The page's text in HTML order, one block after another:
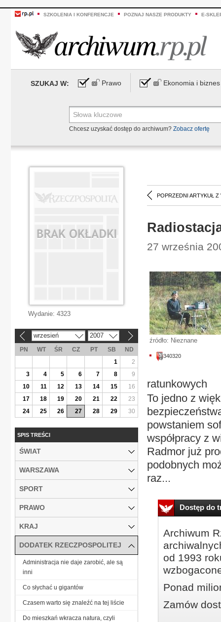
SZKOLENIA I KONFERENCJE POZNAJ NASZE PRODUKTY E-
SZUKAJ W: Prawo Ekonomia i biznes
Chcesz uzyskać dostęp do archiwum? Zobacz ofertę
POPRZEDNI ARTYKUŁ Z
27 września
źródło: Nieznane
340320
ratunkowych
To jedno z
powstaniem
współpracy z
Radmor już
podobnych
raz...
Dostęp do
Archiwum
od 1993
Ponad
Zamów
Wydanie: 4323
wrzesień 2007
PN WT ŚR CZ PT SB
ND
1
2
3
4 5 6 7 8
9
10
11 12 13 14 15
16
17
18 19 20 21 22
23
24
25 26 27 28 29 30
SPIS TREŚCI
ŚWIAT
WARSZAWA
SPORT
PRAWO
KRAJ
DODATEK RZECZPOSPOLITEJ
Administracja nie daje zarobić, ale są
inni
Co słychać u gigantów
Czasem warto się znaleźć na tej liście
Do mieszkań wkracza natura, czyli